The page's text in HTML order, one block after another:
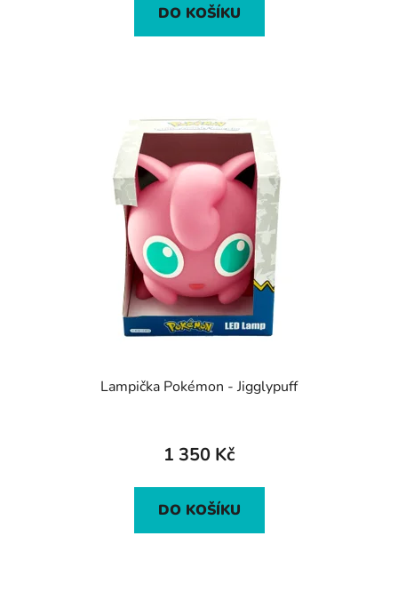
DO KOŠÍKU
Lampička Pokémon - Jigglypuff
1 350 Kč
DO KOŠÍKU